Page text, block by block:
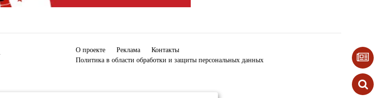
О проекте Реклама
Контакты
Политика в области обработки и защиты персональных данных